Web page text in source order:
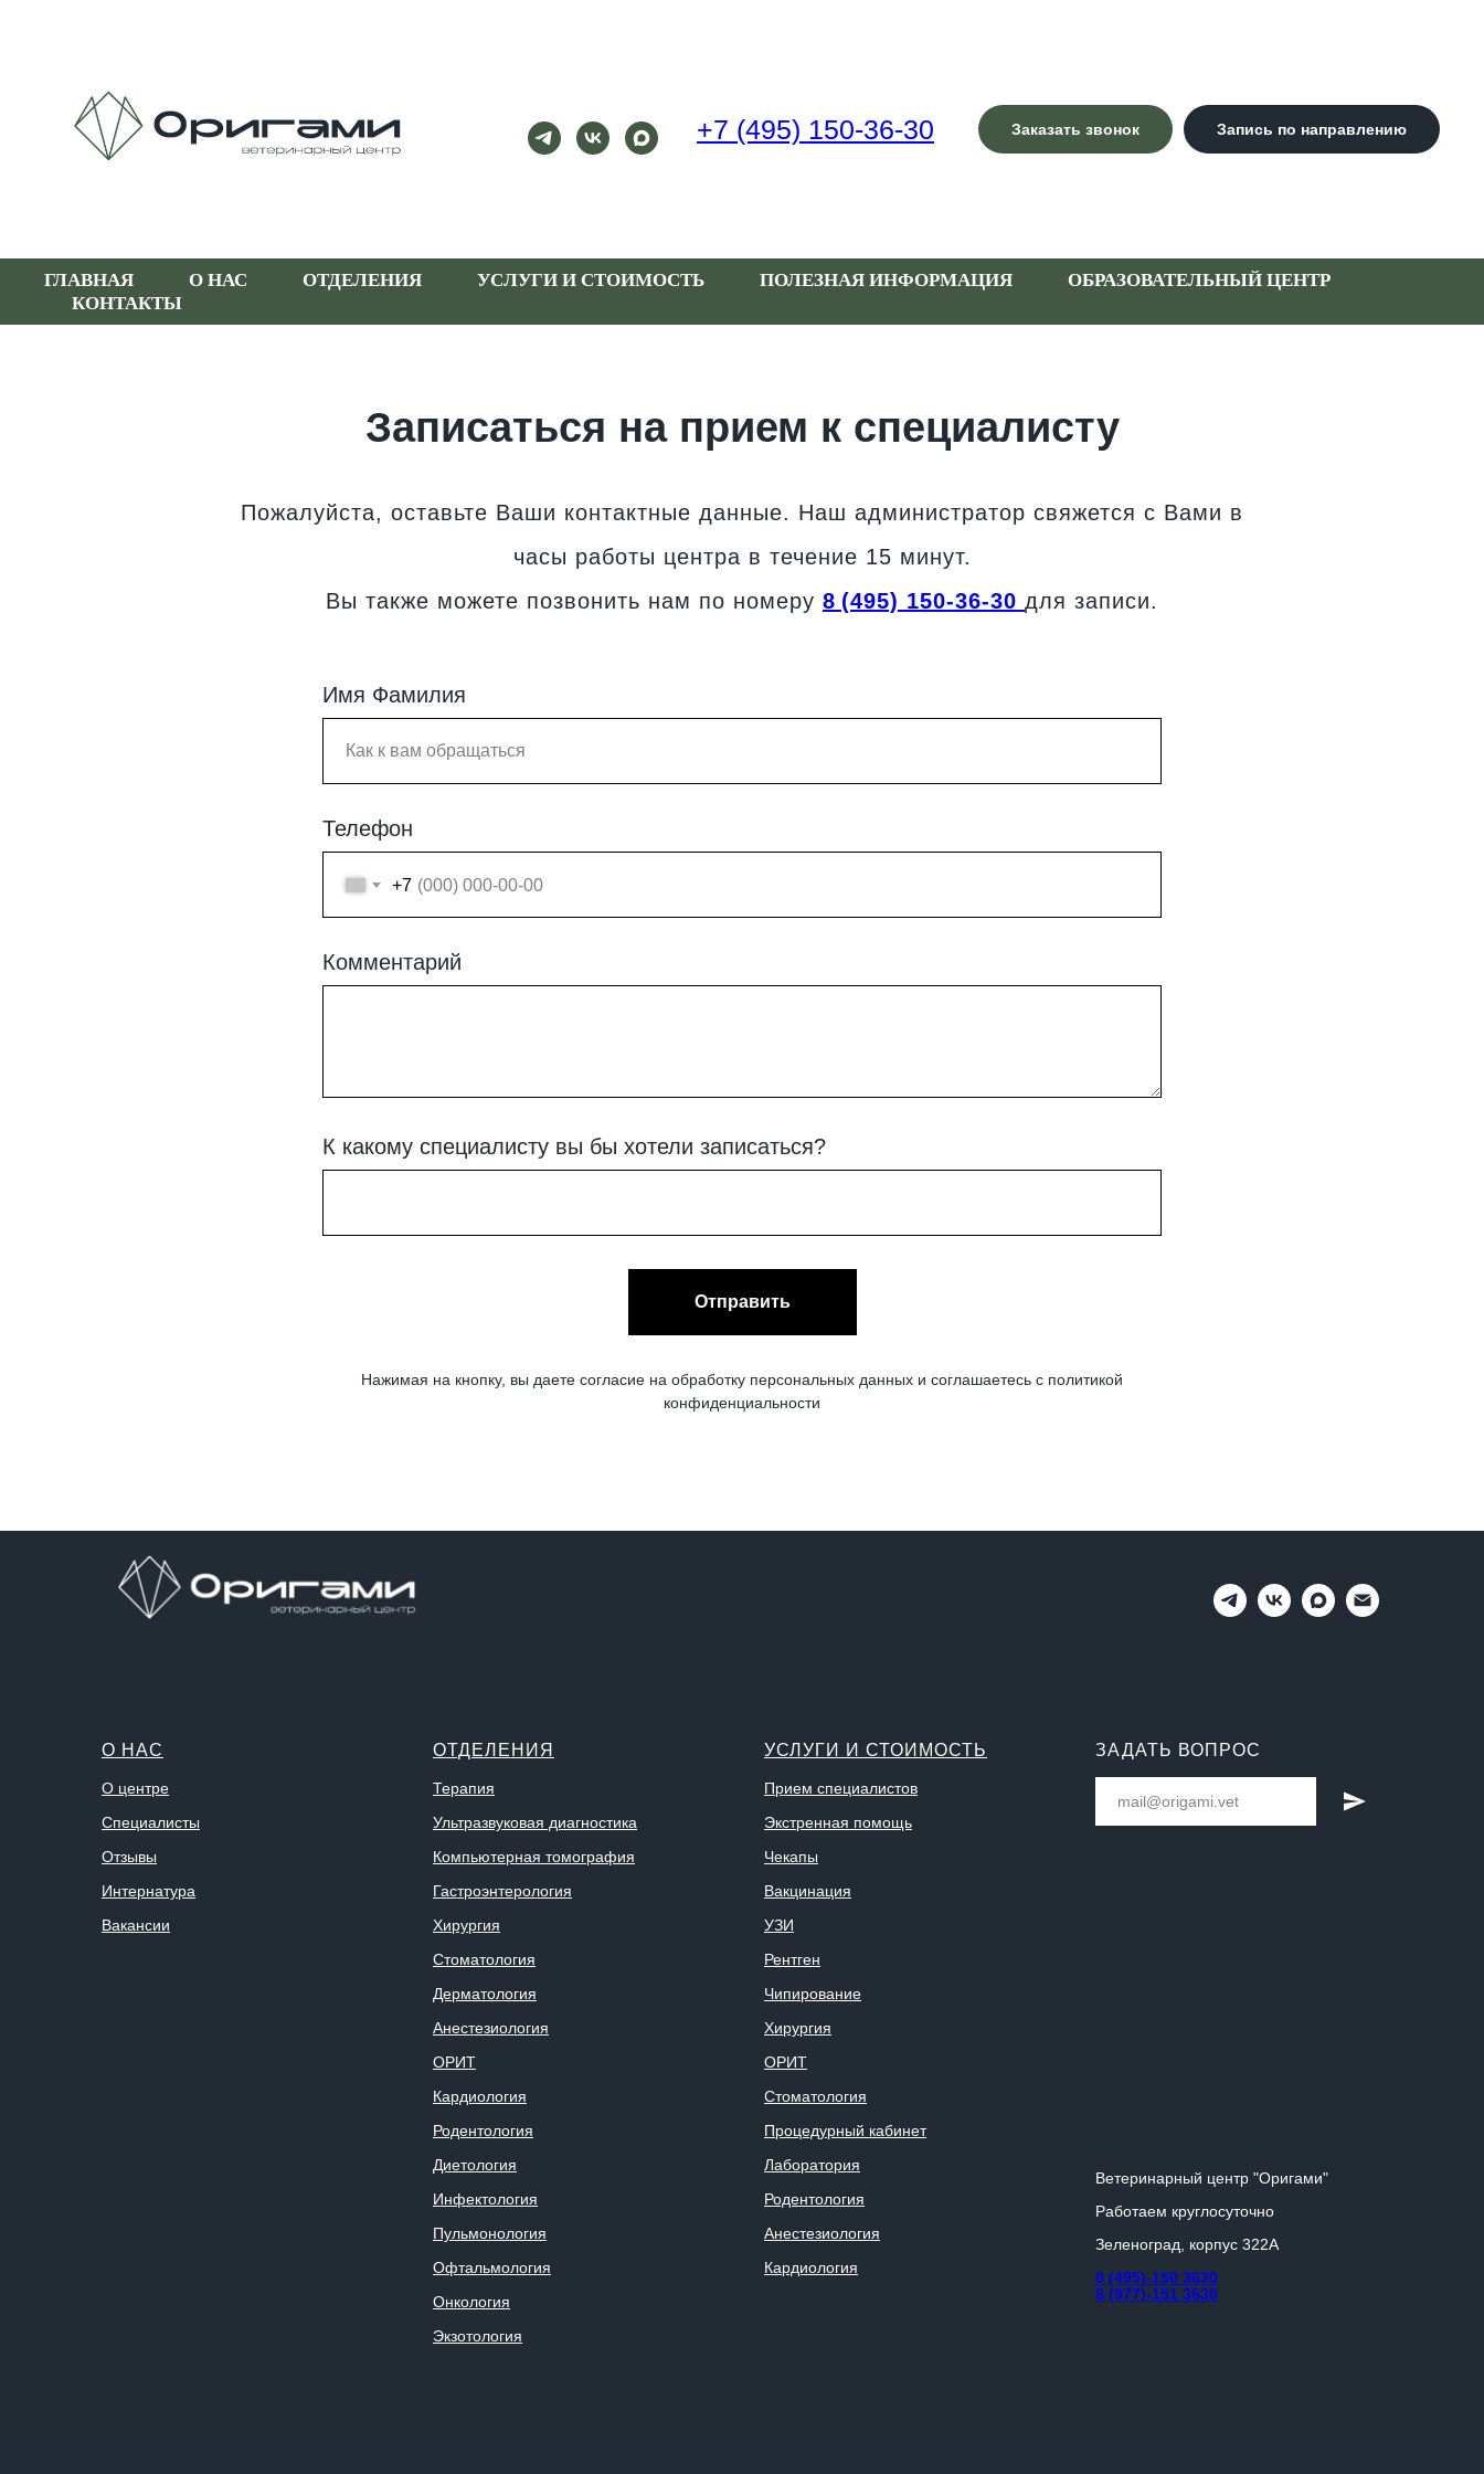
+7 (495) 150-36-30 Заказать звонок Запись по направлению
ГЛАВНАЯ О НАС ОТДЕЛЕНИЯ УСЛУГИ И СТОИМОСТЬ ПОЛЕЗНАЯ ИНФОРМАЦИЯ
ОБРАЗОВАТЕЛЬНЫЙ ЦЕНТР
КОНТАКТЫ
Записаться на прием к специалисту
Пожалуйста, оставьте Ваши контактные данные. Наш администратор свяжется с Вами в
часы работы центра в течение 15 минут.
Вы также можете позвонить нам по номеру 8 (495) 150-36-30 для записи.
Имя Фамилия
Телефон
+7
Комментарий
К какому специалисту вы бы хотели записаться?
Отправить
Нажимая на кнопку, вы даете согласие на обработку персональных данных и соглашаетесь c политикой
конфиденциальности
О НАС
О центре
Специалисты
Отзывы
Интернатура
Вакансии
ОТДЕЛЕНИЯ
Терапия
Ультразвуковая диагностика
Компьютерная томография
Гастроэнтерология
Хирургия
Стоматология
Дерматология
Анестезиология
ОРИТ
Кардиология
Родентология
Диетология
Инфектология
Пульмонология
Офтальмология
Онкология
Экзотология
УСЛУГИ И СТОИМОСТЬ
Прием специалистов
Экстренная помощь
Чекапы
Вакцинация
УЗИ
Рентген
Чипирование
Хирургия
ОРИТ
Стоматология
Процедурный кабинет
Лаборатория
Родентология
Анестезиология
Кардиология
ЗАДАТЬ ВОПРОС
Ветеринарный центр "Оригами"
Работаем круглосуточно
Зеленоград, корпус 322А
8 (495)-150 3630
8 (977)-151 3630